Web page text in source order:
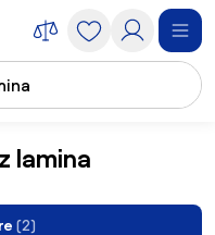
lamina
z lamina
(2)